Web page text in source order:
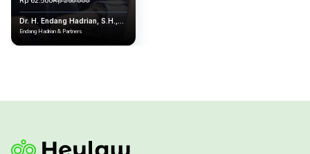
Dr. H. Endang Hadrian, S.H.,
M.H.
Endang Hadrian & Partners